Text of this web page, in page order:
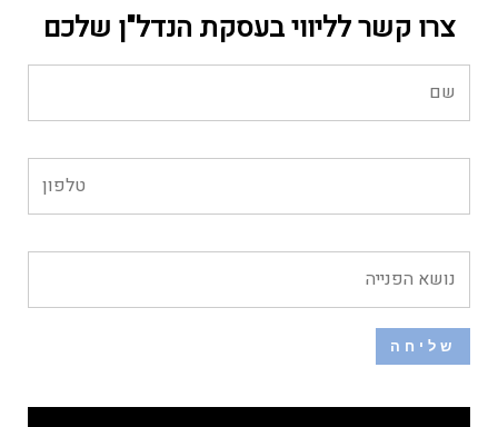
צרו קשר לליווי בעסקת הנדל"ן שלכם